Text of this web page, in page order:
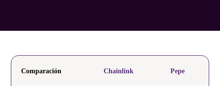
Comparación Chainlink Pepe